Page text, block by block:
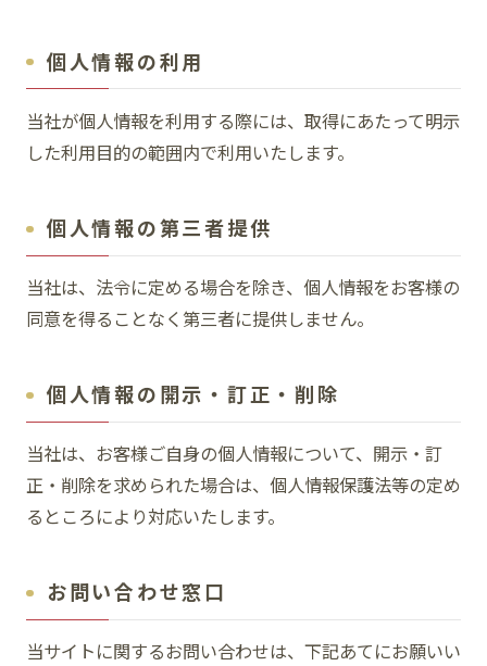
個人情報の利用
当社が個人情報を利用する際には、取得にあたって明示
した利用目的の範囲内で利用いたします。
個人情報の第三者提供
当社は、法令に定める場合を除き、個人情報をお客様の
同意を得ることなく第三者に提供しません。
個人情報の開示・訂正・削除
当社は、お客様ご自身の個人情報について、開示・訂
正・削除を求められた場合は、個人情報保護法等の定め
るところにより対応いたします。
お問い合わせ窓口
当サイトに関するお問い合わせは、 下記あてにお願いい